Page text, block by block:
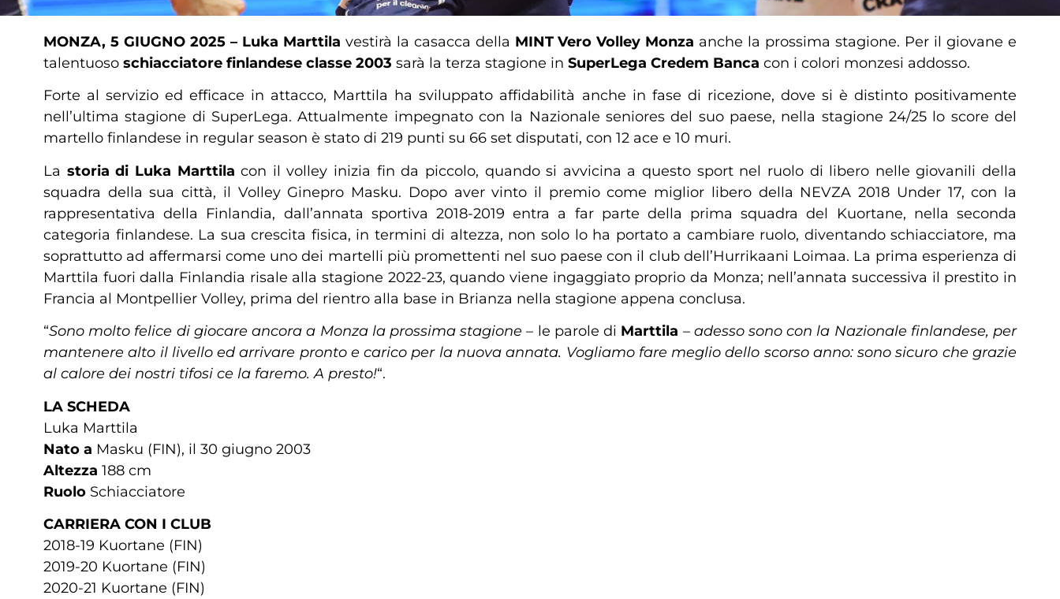
MONZA, 5 GIUGNO 2025 – Luka Marttila vestirà la casacca della MINT Vero Volley Monza anche la prossima stagione. Per il giovane e
talentuoso schiacciatore finlandese classe 2003 sarà la terza stagione in SuperLega Credem Banca con i colori monzesi addosso.
Forte al servizio ed efficace in attacco, Marttila ha sviluppato affidabilità anche in fase di ricezione, dove si è distinto positivamente
nell’ultima stagione di SuperLega. Attualmente impegnato con la Nazionale seniores del suo paese, nella stagione 24/25 lo score del
martello finlandese in regular season è stato di 219 punti su 66 set disputati, con 12 ace e 10 muri.
La storia di Luka Marttila con il volley inizia fin da piccolo, quando si avvicina a questo sport nel ruolo di libero nelle giovanili della
squadra della sua città, il Volley Ginepro Masku. Dopo aver vinto il premio come miglior libero della NEVZA 2018 Under 17, con la
rappresentativa della Finlandia, dall’annata sportiva 2018-2019 entra a far parte della prima squadra del Kuortane, nella seconda
categoria finlandese. La sua crescita fisica, in termini di altezza, non solo lo ha portato a cambiare ruolo, diventando schiacciatore, ma
soprattutto ad affermarsi come uno dei martelli più promettenti nel suo paese con il club dell’Hurrikaani Loimaa. La prima esperienza di
Marttila fuori dalla Finlandia risale alla stagione 2022-23, quando viene ingaggiato proprio da Monza; nell’annata successiva il prestito in
Francia al Montpellier Volley, prima del rientro alla base in Brianza nella stagione appena conclusa.
“Sono molto felice di giocare ancora a Monza la prossima stagione – le parole di Marttila – adesso sono con la Nazionale finlandese, per
mantenere alto il livello ed arrivare pronto e carico per la nuova annata. Vogliamo fare meglio dello scorso anno: sono sicuro che grazie
al calore dei nostri tifosi ce la faremo. A presto!“.
LA SCHEDA
Luka Marttila
Nato a Masku (FIN), il 30 giugno 2003
Altezza 188 cm
Ruolo Schiacciatore
CARRIERA CON I CLUB
2018-19 Kuortane (FIN)
2019-20 Kuortane (FIN)
2020-21 Kuortane (FIN)